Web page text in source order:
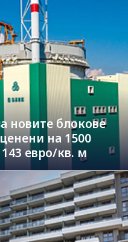
новите блокове
на 1500
евро/кв. м